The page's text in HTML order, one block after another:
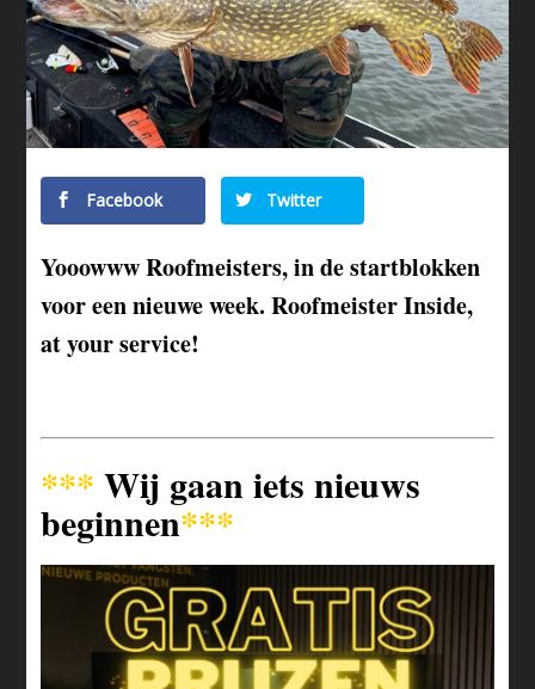
Facebook Twitter
Yooowww Roofmeisters, in de startblokken
voor een nieuwe week. Roofmeister Inside,
at your service!
*** Wij gaan iets nieuws
beginnen***